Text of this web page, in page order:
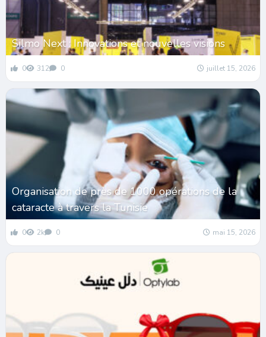
Silmo Next : Innovations et nouvelles visions
0 312 0 juillet 15, 2026
Organisation de près de 1000 opérations de la
cataracte à travers la Tunisie
0 2k 0 mai 15, 2026